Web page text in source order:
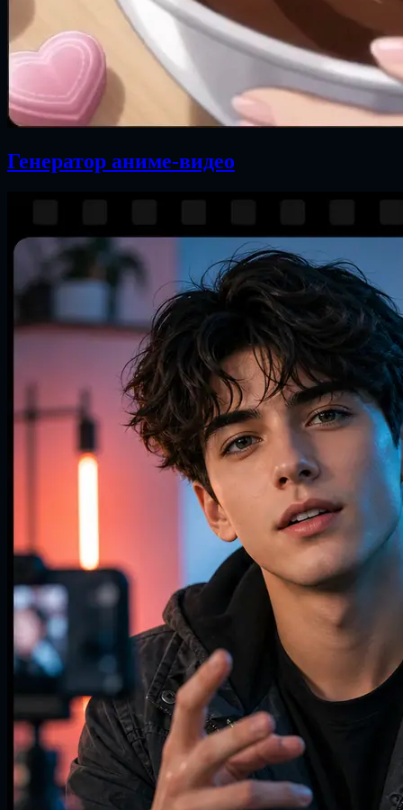
Генератор аниме-видео